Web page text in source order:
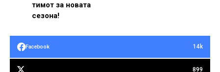
тимот за новата
сезона!
Facebook 14k
899